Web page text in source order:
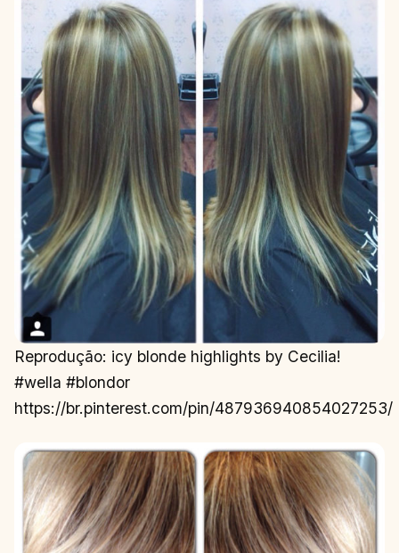
Reprodução: icy blonde highlights by Cecilia!
#wella #blondor
https://br.pinterest.com/pin/487936940854027253/